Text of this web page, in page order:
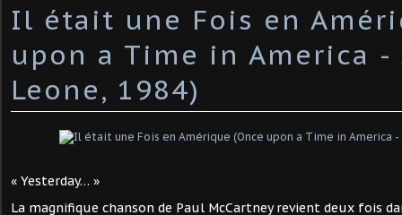
Il était une Fois en
upon a Time in America -
Leone, 1984)
« Yesterday… »
La magnifique chanson de Paul McCartney revient deux fois